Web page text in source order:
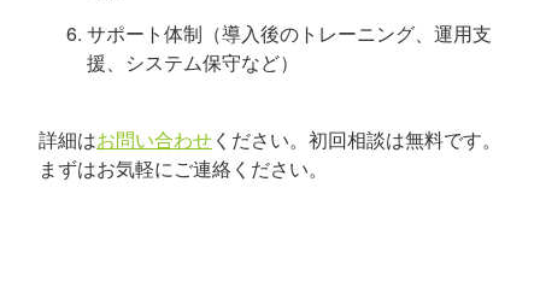
サポート体制（導入後のトレーニング、運用支
援、システム保守など）
詳細はお問い合わせください。初回相談は無料です。
まずはお気軽にご連絡ください。